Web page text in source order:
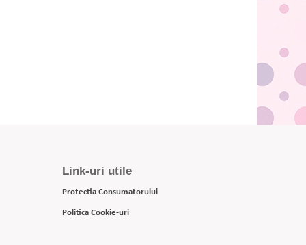
Link-uri utile
Protectia Consumatorului
Politica Cookie-uri